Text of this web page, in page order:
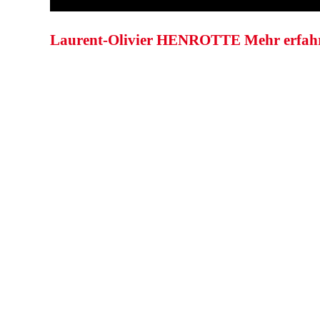
Laurent-Olivier HENROTTE Mehr